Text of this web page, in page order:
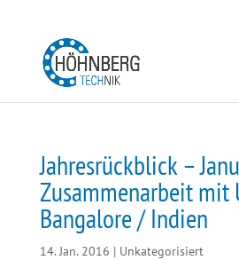
Jahresrückblick –
Zusammenarbeit mit
Bangalore / Indien
14. Jan. 2016 | Unkategorisiert